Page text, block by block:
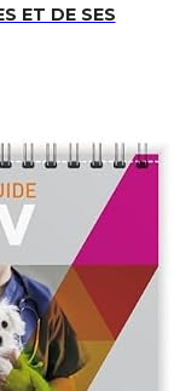
ET DE SES